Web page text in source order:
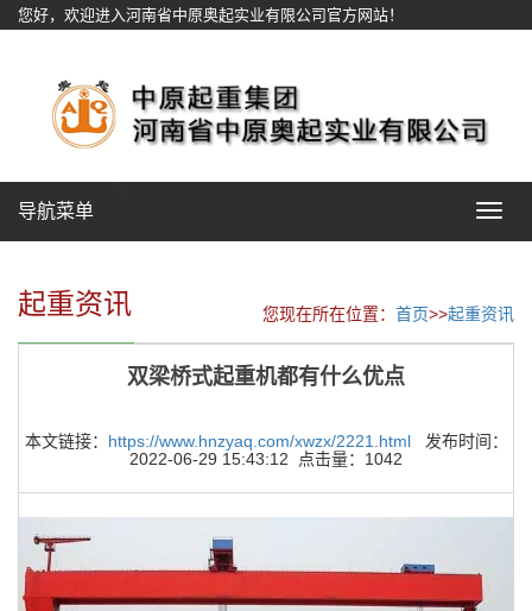
您好，欢迎进入河南省中原奥起实业有限公司官方网站！
Toggle
导航菜单
起重资讯 您现在所在位置： 首页>>起重资讯
双梁桥式起重机都有什么优点
本文链接： https://www.hnzyaq.com/xwzx/2221.html发布时间：
2022-06-29 15:43:12 点击量：1042